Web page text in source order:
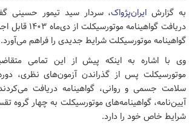
به گزارش ایران‌پژواک، سردار سید تیمور حسینی
دریافت
گواهینامه موتورسیکلت شرایط جدیدی را فراهم می‌آورد.
وی با اشاره به اینکه پیش از این تمامی
موتورسیکلت پس از گذراندن آزمون‌های نظری،
سلامت جسمی و روانی، گواهینامه دریافت
آیین‌نامه، گواهینامه‌های موتورسیکلت به چهار گروه
شرایط خاص خود را دارد.